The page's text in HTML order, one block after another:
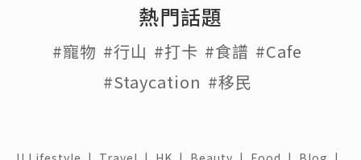
熱門話題
#寵物 #行山 #打卡 #食譜 #Cafe
#Staycation #移民